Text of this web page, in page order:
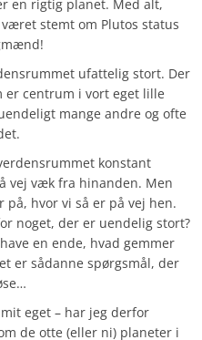
en rigtig planet. Med alt,
stemt om Plutos status
ufattelig stort. Der
er centrum i vort eget lille
mange andre og ofte
konstant
vej væk fra hinanden. Men
på, hvor vi så er på vej hen.
noget, der er uendelig stort?
en ende, hvad gemmer
er sådanne spørgsmål, der
eget – har jeg derfor
de otte (eller ni) planeter i